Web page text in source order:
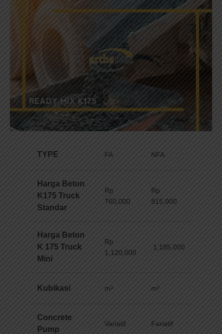
TYPE FA NFA
Harga Beton
K175 Truck
Standar
Rp
760,000
Rp
815,000
Harga Beton
K 175 Truck
Mini
Rp
1,120,000
1,185,000
Kubikasi m³ m³
Concrete
Pump
Variatif Fariatif